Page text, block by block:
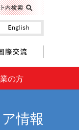
の方
情報